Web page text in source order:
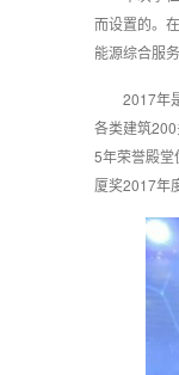
而设置的。
能源综合服
2017年
各类建筑
5年荣誉殿堂
厦奖2017年